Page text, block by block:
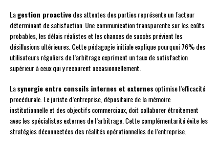
Lagestion proactivedes attentes des parties représente un facteur
déterminant de satisfaction. Une communication transparente sur les coûts
probables, les délais réalistes et les chances de succès prévient les
désillusions ultérieures. Cette pédagogie initiale explique pourquoi 76% des
utilisateurs réguliers de l’arbitrage expriment un taux de satisfaction
supérieur à ceux qui y recourent occasionnellement.
Lasynergie entre conseils internes et externes optimise l’efficacité
procédurale. Le juriste d’entreprise, dépositaire de la mémoire
institutionnelle et des objectifs commerciaux, doit collaborer étroitement
avec les spécialistes externes de l’arbitrage. Cette complémentarité évite les
stratégies déconnectées des réalités opérationnelles de l’entreprise.